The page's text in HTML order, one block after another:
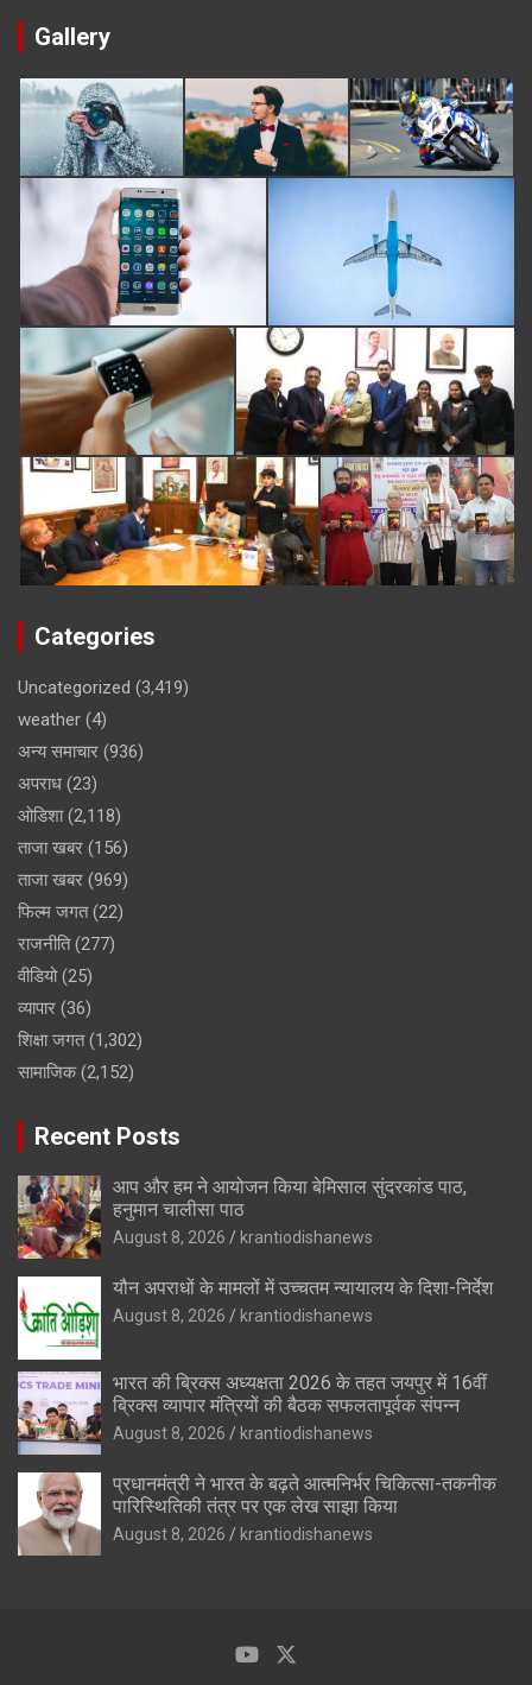
Gallery
Categories
Uncategorized (3,419)
weather (4)
अन्य समाचार (936)
अपराध (23)
ओडिशा(2,118)
ताजा खबर (156)
ताजा खबर (969)
फिल्म जगत(22)
राजनीति(277)
वीडियो(25)
व्यापार (36)
शिक्षा जगत(1,302)
सामाजिक(2,152)
Recent Posts
आप और हम ने आयोजन किया बेमिसाल सुंदरकांड पाठ,
हनुमान चालीसा पाठ
August 8, 2026 krantiodishanews
यौन अपराधों के मामलों में उच्चतम न्यायालय के दिशा-निर्देश
August 8, 2026 krantiodishanews
भारत की ब्रिक्‍स अध्यक्षता 2026 के तहत जयपुर में 16वीं
ब्रिक्‍स व्यापार मंत्रियों की बैठक सफलतापूर्वक संपन्न
August 8, 2026 krantiodishanews
प्रधानमंत्री ने भारत के बढ़ते आत्मनिर्भर चिकित्सा-तकनीक
पारिस्थितिकी तंत्र पर एक लेख साझा किया
August 8, 2026 krantiodishanews